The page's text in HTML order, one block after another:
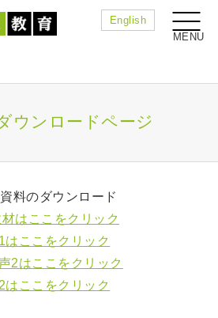
English
ウンロードページ
料のダウンロード
はここをクリック
はここをクリック
2はここをクリック
はここをクリック